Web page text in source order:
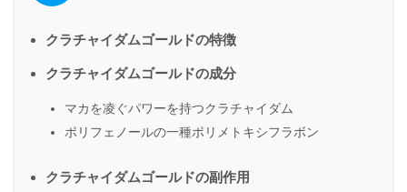
クラチャイダムゴールドの特徴
クラチャイダムゴールドの成分
マカを凌ぐパワーを持つクラチャイダム
ポリフェノールの一種ポリメトキシフラボン
クラチャイダムゴールドの副作用